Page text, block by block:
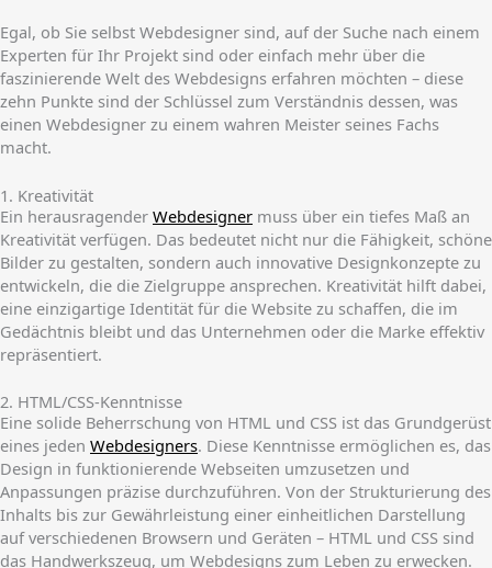
Egal, ob Sie selbst Webdesigner sind, auf der Suche nach einem
Experten für Ihr Projekt sind oder einfach mehr über die
faszinierende Welt des Webdesigns erfahren möchten – diese
zehn Punkte sind der Schlüssel zum Verständnis dessen, was
einen Webdesigner zu einem wahren Meister seines Fachs
macht.
1. Kreativität
Ein herausragender Webdesigner muss über ein tiefes Maß an
Kreativität verfügen. Das bedeutet nicht nur die Fähigkeit, schöne
Bilder zu gestalten, sondern auch innovative Designkonzepte zu
entwickeln, die die Zielgruppe ansprechen. Kreativität hilft dabei,
eine einzigartige Identität für die Website zu schaffen, die im
Gedächtnis bleibt und das Unternehmen oder die Marke effektiv
repräsentiert.
2. HTML/CSS-Kenntnisse
Eine solide Beherrschung von HTML und CSS ist das Grundgerüst
eines jeden Webdesigners. Diese Kenntnisse ermöglichen es, das
Design in funktionierende Webseiten umzusetzen und
Anpassungen präzise durchzuführen. Von der Strukturierung des
Inhalts bis zur Gewährleistung einer einheitlichen Darstellung
auf verschiedenen Browsern und Geräten – HTML und CSS sind
das Handwerkszeug, um Webdesigns zum Leben zu erwecken.